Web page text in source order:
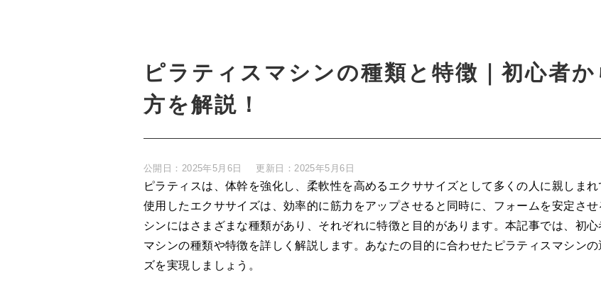
ピラティスマシンの種類と特徴｜初心者
方を解説！
公開日： 2025年5月6日 更新日： 2025年5月6日
ピラティスは、体幹を強化し、柔軟性を高めるエクササイズとして多くの人に親しま
使用したエクササイズは、効率的に筋力をアップさせると同時に、フォームを安定さ
シンにはさまざまな種類があり、それぞれに特徴と目的があります。本記事では、初
マシンの種類や特徴を詳しく解説します。あなたの目的に合わせたピラティスマシン
ズを実現しましょう。